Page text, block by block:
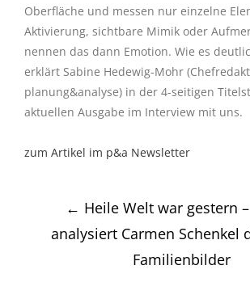
Oberfläche und messen nur einzelne
Aktivierung, sichtbare Mimik oder
nennen das dann Emotion. Wie es
erklärt Sabine Hedewig-Mohr
planung&analyse) in der 4-seitigen
aktuellen Ausgabe im Interview mit uns.
zum Artikel im p&a Newsletter
navigation
← Heile Welt war gestern
analysiert Carmen Schenkel
Familienbilder